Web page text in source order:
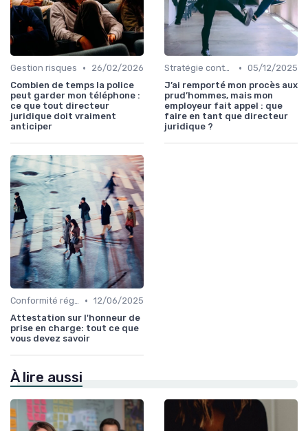
Gestion risques •
26/02/2026
Combien de temps la police
peut garder mon téléphone :
ce que tout directeur
juridique doit vraiment
anticiper
Stratégie contentieuse • 05/12/2025
J’ai remporté mon procès aux
prud’hommes, mais mon
employeur fait appel : que
faire en tant que directeur
juridique ?
Conformité réglementaire • 12/06/2025
Attestation sur l'honneur de
prise en charge: tout ce que
vous devez savoir
À lire aussi